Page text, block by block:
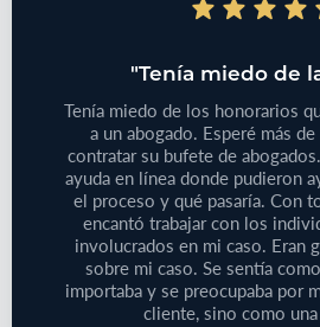
"Tenía miedo de
Tenía miedo de los honorarios
a un abogado. Esperé más
contratar su bufete de
ayuda en línea donde pudieron
el proceso y qué pasaría. Con
encantó trabajar con los
involucrados en mi caso. Eran
sobre mi caso. Se sentía
importaba y se preocupaba por
cliente, sino como